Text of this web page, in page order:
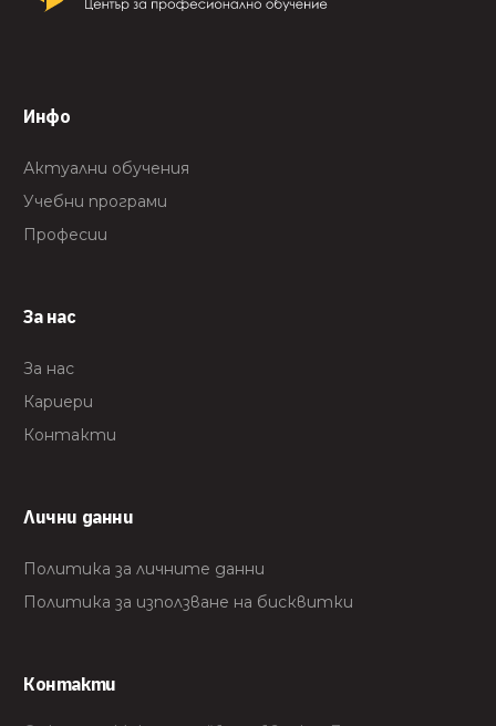
Инфо
Актуални обучения
Учебни програми
Професии
За нас
За нас
Кариери
Контакти
Лични данни
Политика за личните данни
Политика за използване на бисквитки
Контакти